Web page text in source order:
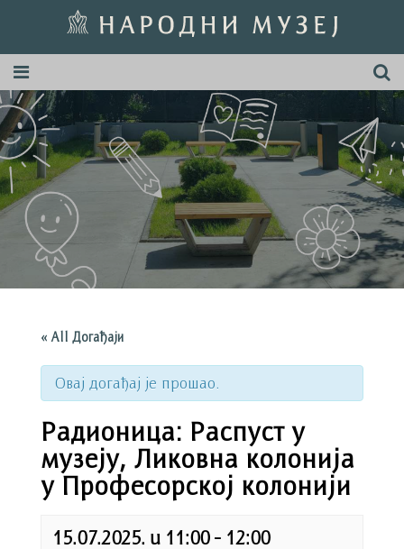
« All Догађаји
Овај догађај је прошао.
Радионица: Распуст у
музеју, Ликовна колонија
у Професорској колонији
15.07.2025. u 11:00- 12:00